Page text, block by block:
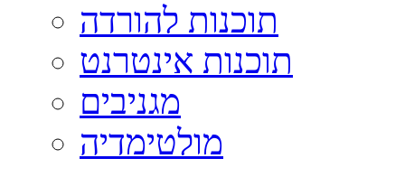
תוכנות להורדה
תוכנות אינטרנט
מגניבים
מולטימדיה